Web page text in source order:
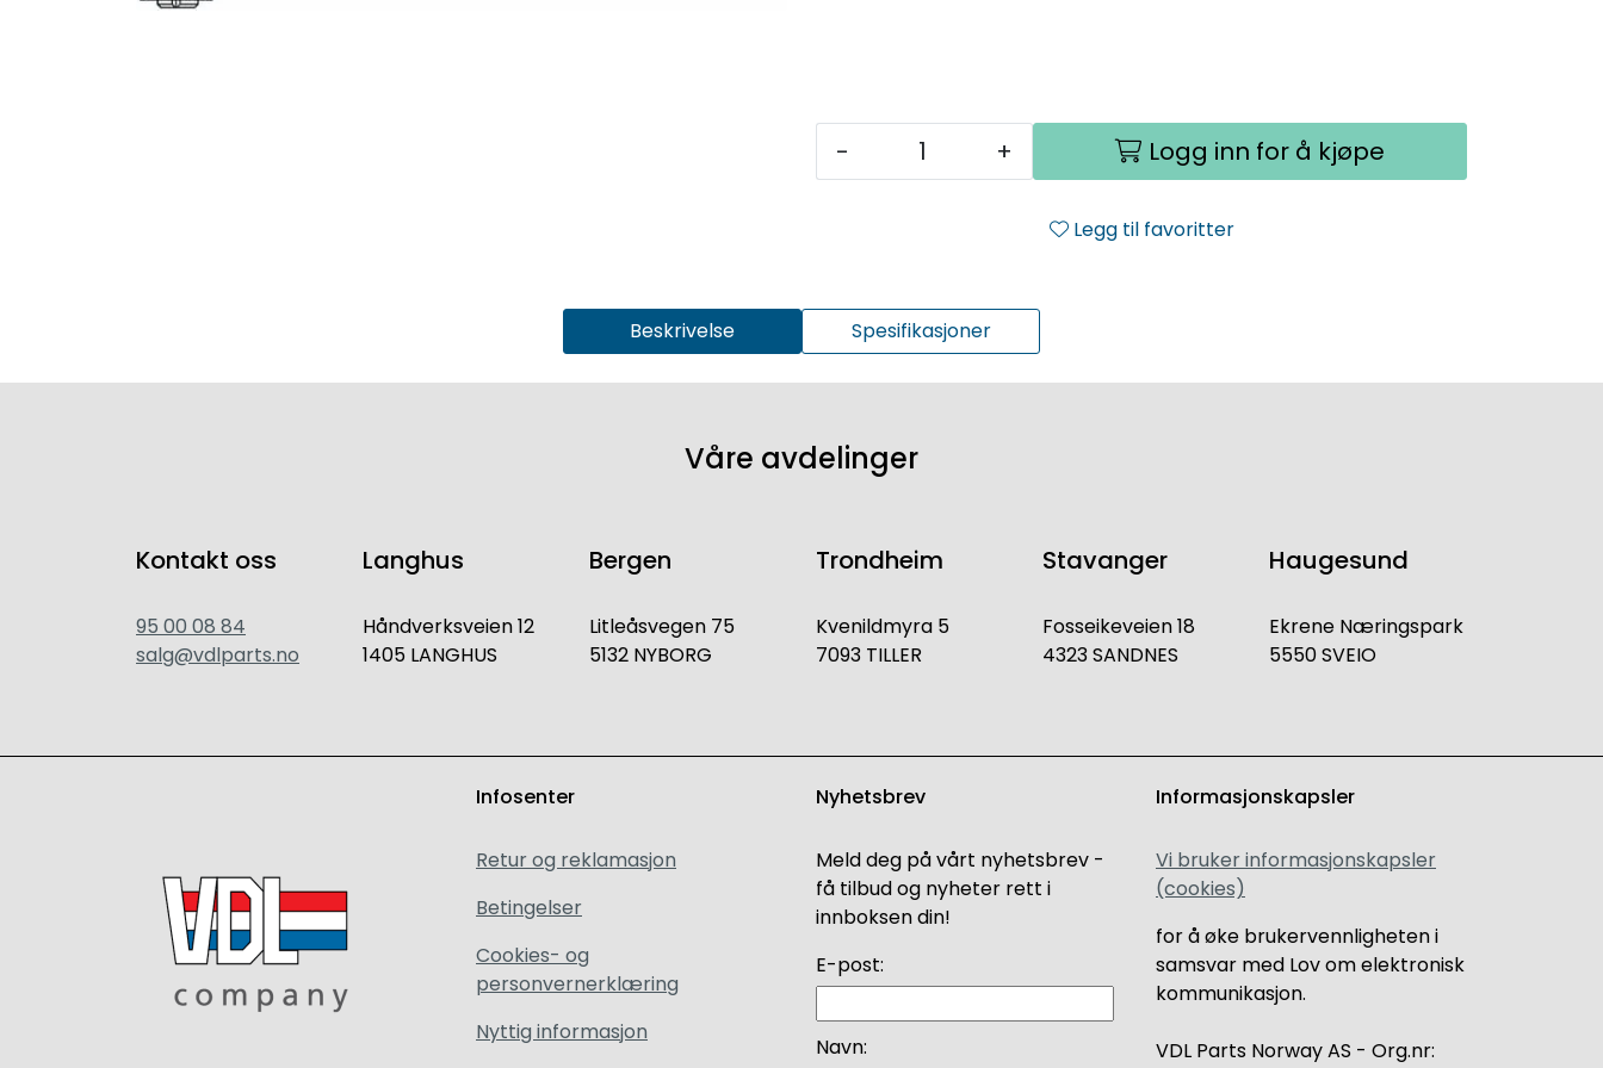
- + Logg inn for å kjøpe
Legg til favoritter
Beskrivelse Spesifikasjoner
Våre avdelinger
Kontakt oss
95 00 08 84
salg@vdlparts.no
Langhus
Håndverksveien 12
1405 LANGHUS
Bergen
Litleåsvegen 75
5132 NYBORG
Trondheim
Kvenildmyra 5
7093 TILLER
Stavanger
Fosseikeveien 18
4323 SANDNES
Haugesund
Ekrene Næringspark
5550 SVEIO
Infosenter
Retur og reklamasjon
Betingelser
Cookies- og
personvernerklæring
Nyttig informasjon
Nyhetsbrev
Meld deg på vårt nyhetsbrev -
få tilbud og nyheter rett i
innboksen din!
E-post:
Navn:
Informasjonskapsler
Vi bruker informasjonskapsler
(cookies)
for å øke brukervennligheten i
samsvar med Lov om elektronisk
kommunikasjon.
VDL Parts Norway AS - Org.nr: